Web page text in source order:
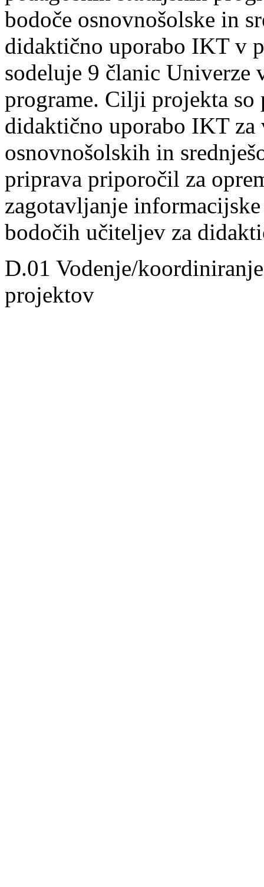
bodoče osnovnošolske in
didaktično uporabo IKT v
sodeluje 9 članic
programe. Cilji projekta
didaktično uporabo IKT za
osnovnošolskih in
priprava priporočil za
zagotavljanje
bodočih učiteljev za
D.01 Vodenje/
projektov